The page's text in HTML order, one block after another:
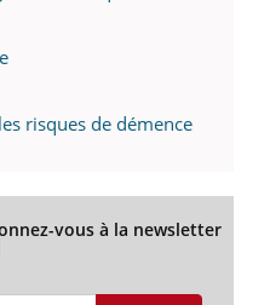
risques de démence
vous à la newsletter